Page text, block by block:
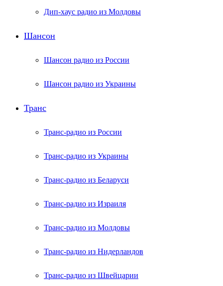
Дип-хаус радио из Молдовы
Шансон
Шансон радио из России
Шансон радио из Украины
Транс
Транс-радио из России
Транс-радио из Украины
Транс-радио из Беларуси
Транс-радио из Израиля
Транс-радио из Молдовы
Транс-радио из Нидерландов
Транс-радио из Швейцарии